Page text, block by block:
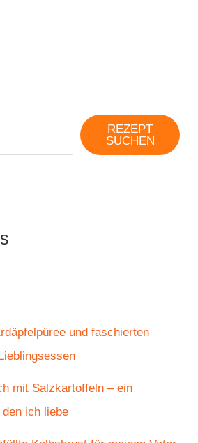
REZEPT
SUCHEN
und faschierten
mit Salzkartoffeln – ein
ich liebe